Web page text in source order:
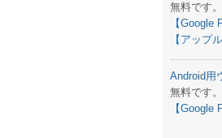
ラジオメ
スマート
お天気パ
無料です。
【Google
【アップ
Android用
無料です。
【Google